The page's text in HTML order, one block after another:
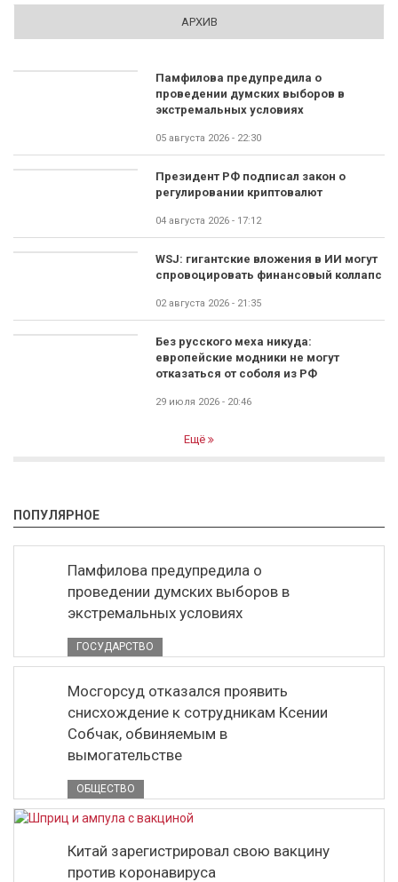
АРХИВ
Памфилова предупредила о
проведении думских выборов в
экстремальных условиях
05 августа 2026 - 22:30
Президент РФ подписал закон о
регулировании криптовалют
04 августа 2026 - 17:12
WSJ: гигантские вложения в ИИ могут
спровоцировать финансовый коллапс
02 августа 2026 - 21:35
Без русского меха никуда:
европейские модники не могут
отказаться от соболя из РФ
29 июля 2026 - 20:46
Ещё
ПОПУЛЯРНОЕ
Памфилова предупредила о
проведении думских выборов в
экстремальных условиях
ГОСУДАРСТВО
Мосгорсуд отказался проявить
снисхождение к сотрудникам Ксении
Собчак, обвиняемым в
вымогательстве
ОБЩЕСТВО
Китай зарегистрировал свою вакцину
против коронавируса